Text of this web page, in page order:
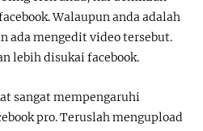
Walaupun anda adalah
ada mengedit video tersebut.
lebih disukai facebook.
sangat mempengaruhi
pro. Teruslah mengupload